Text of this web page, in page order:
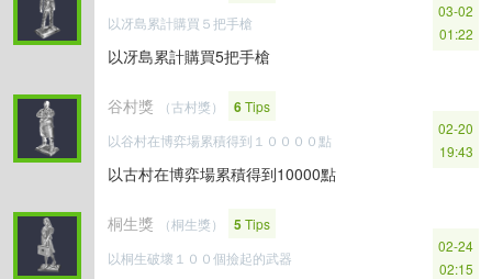
以冴島累計購買５把手槍
以冴島累計購買5把手槍
03-02
01:22
谷村獎 （古村獎） 6Tips
以谷村在博弈場累積得到１００００點
以古村在博弈場累積得到10000點
02-20
19:43
桐生獎 （桐生獎） 5Tips
以桐生破壞１００個撿起的武器
02-24
02:15